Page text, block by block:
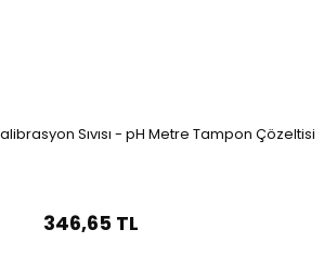
Sıvısı - pH Metre Tampon Çözeltisi
346,65 TL